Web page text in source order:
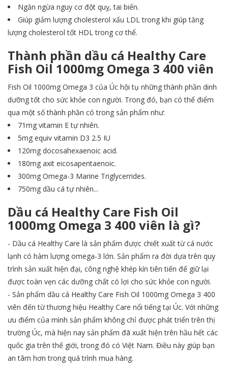
Ngăn ngừa nguy cơ đột quỵ, tai biến.
Giúp giảm lượng cholesterol xấu LDL trong khi giúp tăng
lượng cholesterol tốt HDL trong cơ thể.
Thành phần dầu cá Healthy Care
Fish Oil 1000mg Omega 3 400 viên
Fish Oil 1000mg Omega 3 của Úc hội tụ những thành phần dinh
dưỡng tốt cho sức khỏe con người. Trong đó, bạn có thể điểm
qua một số thành phần có trong sản phẩm như:
71mg vitamin E tự nhiên.
5mg equiv vitamin D3 2.5 IU
120mg docosahexaenoic acid.
180mg axit eicosapentaenoic.
300mg Omega-3 Marine Triglycerrides.
750mg dầu cá tự nhiên...
Dầu cá Healthy Care Fish Oil
1000mg Omega 3 400 viên là gì?
- Dầu cá Healthy Care là sản phẩm được chiết xuất từ cá nước
lạnh có hàm lượng omega-3 lớn. Sản phẩm ra đời dựa trên quy
trình sản xuất hiện đại, công nghệ khép kín tiên tiến để giữ lại
được toàn vẹn các dưỡng chất có lợi cho sức khỏe con người.
- Sản phẩm dầu cá Healthy Care Fish Oil 1000mg Omega 3 400
viên đến từ thương hiệu Healthy Care nổi tiếng tại Úc. Với những
ưu điểm của mình sản phẩm không chỉ được phát triển trên thị
trường Úc, mà hiện nay sản phẩm đã xuất hiện trên hầu hết các
quốc gia trên thế giới, trong đó có Việt Nam. Điều này giúp bạn
an tâm hơn trong quá trình mua hàng.